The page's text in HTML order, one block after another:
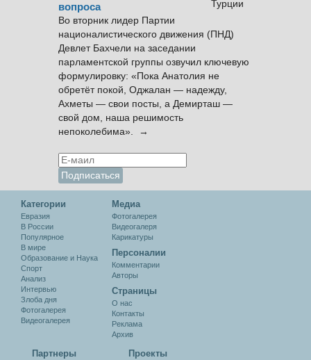
вопроса
Во вторник лидер Партии
националистического движения (ПНД)
Девлет Бахчели на заседании
парламентской группы озвучил ключевую
формулировку: «Пока Анатолия не
обретёт покой, Оджалан — надежду,
Ахметы — свои посты, а Демирташ —
свой дом, наша решимость
непоколебима». →
Категории
Евразия
В России
Популярное
В мире
Образование и Наука
Спорт
Анализ
Интервью
Злоба дня
Фотогалерея
Видеогалерея
Медиа
Фотогалерея
Видеогалеря
Карикатуры
Персоналии
Комментарии
Авторы
Cтраницы
О нас
Контакты
Реклама
Архив
Партнеры Проекты